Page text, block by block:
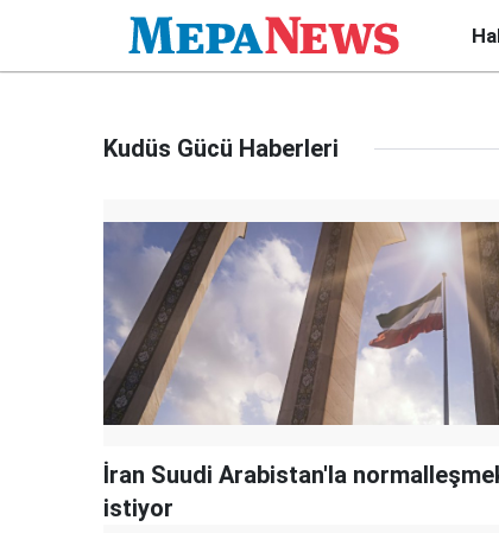
Kudüs Gücü Haberleri
İran Suudi Arabistan'la
istiyor